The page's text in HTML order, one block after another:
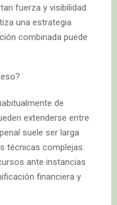
fuerza y visibilidad.
una estrategia
combinada puede
de
extenderse entre
suele ser larga
técnicas complejas.
ante instancias
financiera y